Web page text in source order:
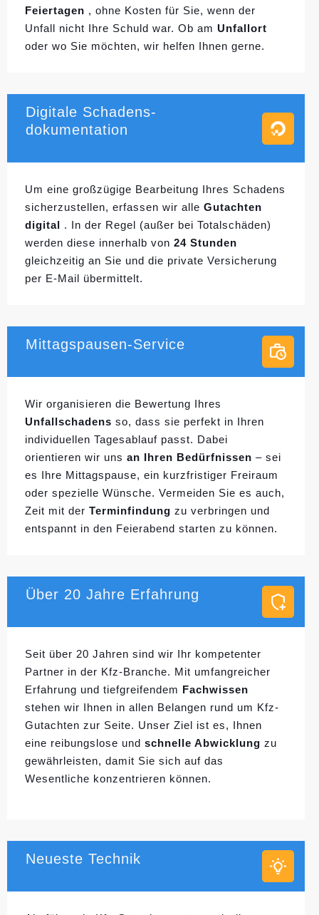
Feiertagen , ohne Kosten für Sie, wenn der
Unfall nicht Ihre Schuld war. Ob am Unfallort
oder wo Sie möchten, wir helfen Ihnen gerne.
Digitale Schadens-
dokumentation
Um eine großzügige Bearbeitung Ihres Schadens
sicherzustellen, erfassen wir alle Gutachten
digital . In der Regel (außer bei Totalschäden)
werden diese innerhalb von 24 Stunden
gleichzeitig an Sie und die private Versicherung
per E-Mail übermittelt.
Mittagspausen-Service
Wir organisieren die Bewertung Ihres
Unfallschadens so, dass sie perfekt in Ihren
individuellen Tagesablauf passt. Dabei
orientieren wir uns an Ihren Bedürfnissen – sei
es Ihre Mittagspause, ein kurzfristiger Freiraum
oder spezielle Wünsche. Vermeiden Sie es auch,
Zeit mit der Terminfindung zu verbringen und
entspannt in den Feierabend starten zu können.
Über 20 Jahre Erfahrung
Seit über 20 Jahren sind wir Ihr kompetenter
Partner in der Kfz-Branche. Mit umfangreicher
Erfahrung und tiefgreifendem Fachwissen
stehen wir Ihnen in allen Belangen rund um Kfz-
Gutachten zur Seite. Unser Ziel ist es, Ihnen
eine reibungslose und schnelle Abwicklung zu
gewährleisten, damit Sie sich auf das
Wesentliche konzentrieren können.
Neueste Technik